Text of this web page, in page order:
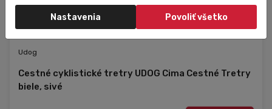
Skladom V predajni Zľava
Udog
Cestné cyklistické tretry UDOG Cima Cestné Tretry
biele, sivé
Nastavenia Povoliť všetko